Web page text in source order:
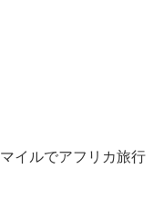
マイルでアフリカ旅行